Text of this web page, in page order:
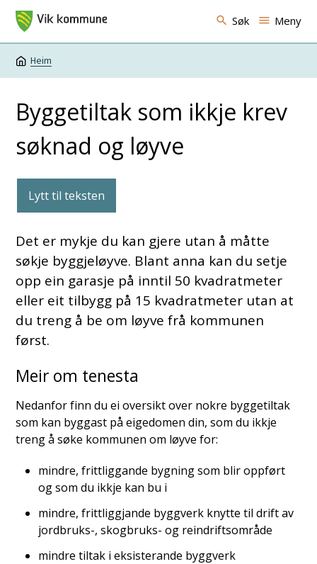
Vik kommune Søk Meny
Du er her:
Heim
Byggetiltak som ikkje krev
søknad og løyve
Lytt til teksten
Det er mykje du kan gjere utan å måtte
søkje byggjeløyve. Blant anna kan du setje
opp ein garasje på inntil 50 kvadratmeter
eller eit tilbygg på 15 kvadratmeter utan at
du treng å be om løyve frå kommunen
først.
Meir om tenesta
Nedanfor finn du ei oversikt over nokre byggetiltak
som kan byggast på eigedomen din, som du ikkje
treng å søke kommunen om løyve for:
mindre, frittliggande bygning som blir oppført
og som du ikkje kan bu i
mindre, frittliggjande byggverk knytte til drift av
jordbruks-, skogbruks- og reindriftsområde
mindre tiltak i eksisterande byggverk